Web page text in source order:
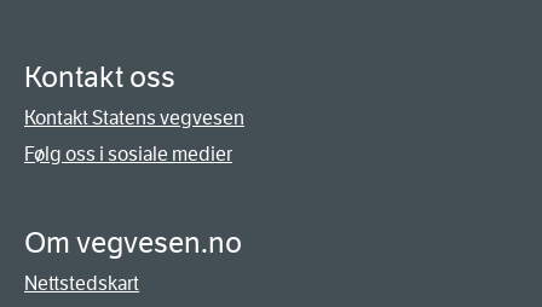
Kontakt oss
Kontakt Statens vegvesen
Følg oss i sosiale medier
Om vegvesen.no
Nettstedskart